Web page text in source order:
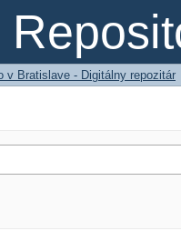
v Bratislave - Digitálny repozitár